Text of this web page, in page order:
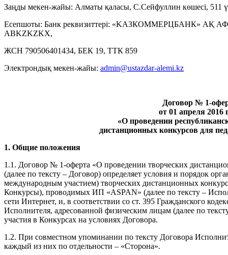
Заңды мекен-жайы: Алматы қаласы, С.Сейфуллин көшесі, 511
Есепшоты: Банк реквизиттері: «KАЗКОММЕРЦБАНК» АҚ
ABKZKZKX,
ЖСН 790506401434, БЕК 19, ТТК 859
Электрондық мекен-жайы: admin@ustazdar-alemi.kz
Договор № 1-
от 01 апреля 2016
«О проведении
дистанционных конкурсов для
1. Общие положения
1.1. Договор № 1-оферта «О проведении творческих
(далее по тексту – Договор) определяет условия и порядок
международным участием) творческих дистанционных
Конкурсы), проводимых ИП «ASPAN» (далее по тексту –
сети Интернет, и, в соответствии со ст. 395 Гражданского
Исполнителя, адресованной физическим лицам (далее по
участия в Конкурсах на условиях Договора.
1.2. При совместном упоминании по тексту Договора
каждый из них по отдельности – «Сторона».